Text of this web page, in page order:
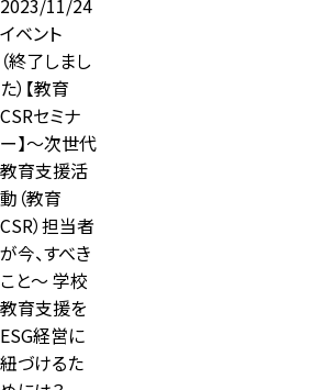
イベント
（終了しまし
た）【教育
CSRセミナ
ー】～次世代
教育支援活
動（教育
CSR）担当者
が今、すべき
こと～ 学校
教育支援を
ESG経営に
紐づけるた